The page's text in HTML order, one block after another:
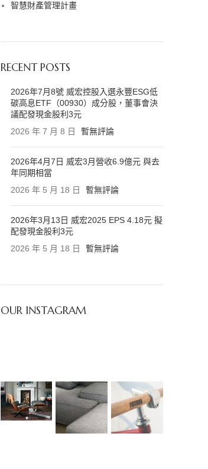
智慧財產管理計畫
RECENT POSTS
2026年7月8號 威宏控股入選永豐ESG低
碳高息ETF（00930）成分股，董事會決
議配發現金股利3元
2026 年 7 月 8 日
暫無評論
2026年4月7日 威宏3月營收6.9億元 與去
年同期相當
2026 年 5 月 18 日
暫無評論
2026年3月13日 威宏2025 EPS 4.18元 擬
配發現金股利3元
2026 年 5 月 18 日
暫無評論
OUR INSTAGRAM